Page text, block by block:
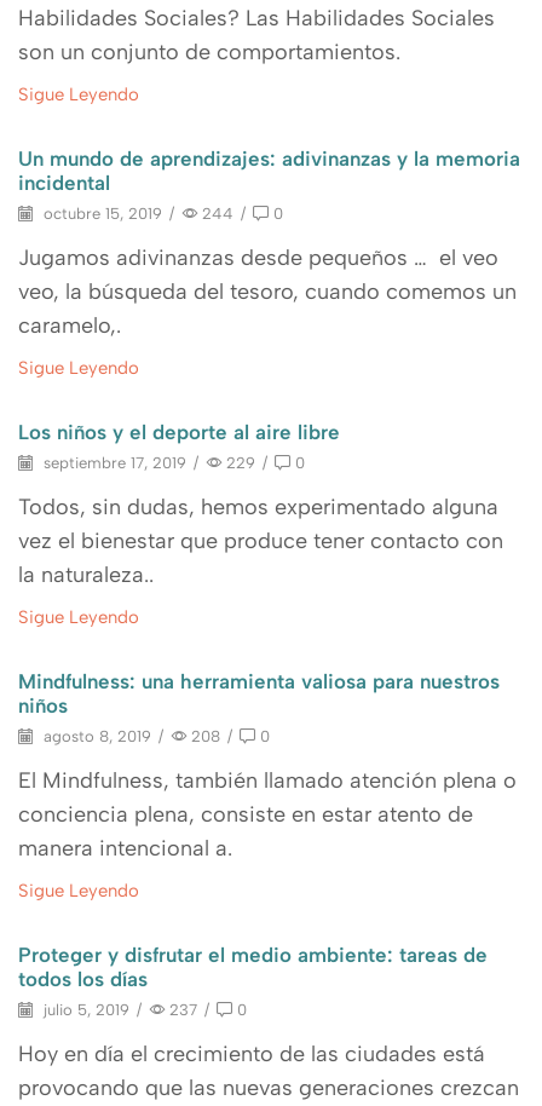
Habilidades Sociales? Las Habilidades Sociales
son un conjunto de comportamientos.
Sigue Leyendo
Un mundo de aprendizajes: adivinanzas y la memoria
incidental
octubre 15, 2019 / 244 / 0
Jugamos adivinanzas desde pequeños … el veo
veo, la búsqueda del tesoro, cuando comemos un
caramelo,.
Sigue Leyendo
Los niños y el deporte al aire libre
septiembre 17, 2019 / 229 / 0
Todos, sin dudas, hemos experimentado alguna
vez el bienestar que produce tener contacto con
la naturaleza..
Sigue Leyendo
Mindfulness: una herramienta valiosa para nuestros
niños
agosto 8, 2019 / 208 / 0
El Mindfulness, también llamado atención plena o
conciencia plena, consiste en estar atento de
manera intencional a.
Sigue Leyendo
Proteger y disfrutar el medio ambiente: tareas de
todos los días
julio 5, 2019 / 237 / 0
Hoy en día el crecimiento de las ciudades está
provocando que las nuevas generaciones crezcan